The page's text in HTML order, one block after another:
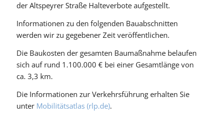
der Altspeyrer Straße Halteverbote aufgestellt.
Informationen zu den folgenden Bauabschnitten
werden wir zu gegebener Zeit veröffentlichen.
Die Baukosten der gesamten Baumaßnahme belaufen
sich auf rund 1.100.000 € bei einer Gesamtlänge von
ca. 3,3 km.
Die Informationen zur Verkehrsführung erhalten Sie
unter Mobilitätsatlas (rlp.de).